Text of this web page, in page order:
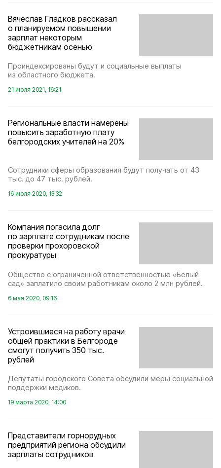
Вячеслав Гладков рассказал
о планируемом повышении
зарплат некоторым
бюджетникам осенью
Проиндексированы будут и социальные выплаты
из областного бюджета.
21 июля 2021, 16:21
Региональные власти намерены
повысить заработную плату
белгородских учителей на 20%
Сотрудники сферы образования будут получать от 43
тыс. до 47 тыс. рублей.
16 июля 2020, 13:32
Компания погасила долг
по зарплате сотрудникам после
проверки прохоровской
прокуратуры
Общество с ограниченной ответственностью «Белый
сад» заплатило своим работникам около 2 млн рублей.
6 мая 2020, 09:16
Устроившиеся на работу врачи
общей практики в Белгороде
смогут получить 350 тыс.
рублей
Депутаты городского Совета обсудили меры социальной
поддержки медиков.
19 марта 2020, 14:00
Представители горнорудных
предприятий региона обсудили
зарплаты сотрудников